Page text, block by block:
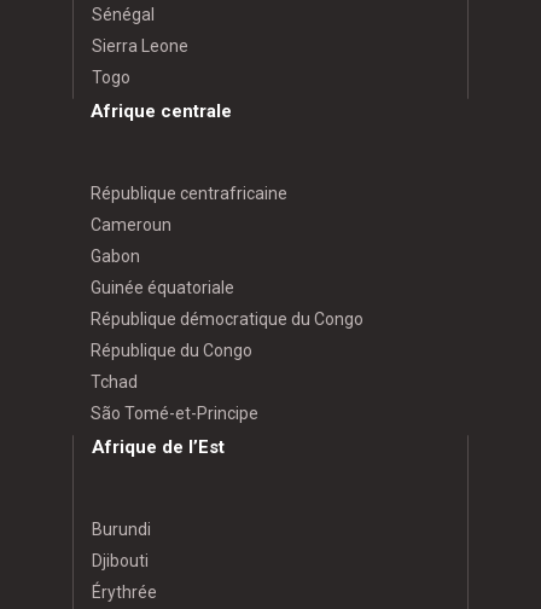
Sénégal
Sierra Leone
Togo
Afrique centrale
République centrafricaine
Cameroun
Gabon
Guinée équatoriale
République démocratique du Congo
République du Congo
Tchad
São Tomé-et-Principe
Afrique de l’Est
Burundi
Djibouti
Érythrée